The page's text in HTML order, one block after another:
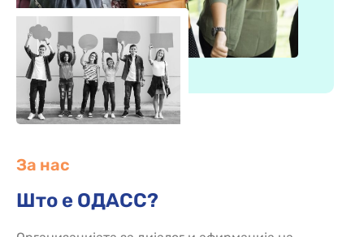
За нас
Што е ОДАСС?